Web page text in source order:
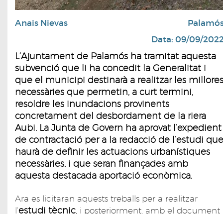
Anais Nievas
Data: 09/09/
L’Ajuntament de Palamós ha tramitat aquesta
subvenció que li ha concedit la Generalitat i
que el municipi destinarà a realitzar les millores
necessàries que permetin, a curt termini,
resoldre les inundacions provinents
concretament del desbordament de la riera
Aubi. La Junta de Govern ha aprovat l’expedient
de contractació per a la redacció de l’estudi que
haurà de definir les actuacions urbanístiques
necessàries, i que seran finançades amb
aquesta destacada aportació econòmica.
Ara es licitaran aquests treballs per a realitzar
l’estudi tècnic , i posteriorment, amb el document